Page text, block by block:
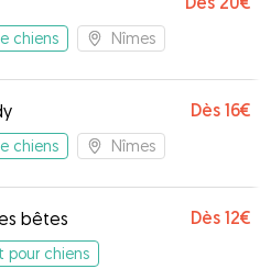
chiens Nîmes
Dès 16€
chiens Nîmes
bêtes Dès 12€
pour chiens